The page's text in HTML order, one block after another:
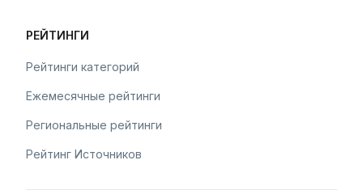
РЕЙТИНГИ
Рейтинги категорий
Ежемесячные рейтинги
Региональные рейтинги
Рейтинг Источников